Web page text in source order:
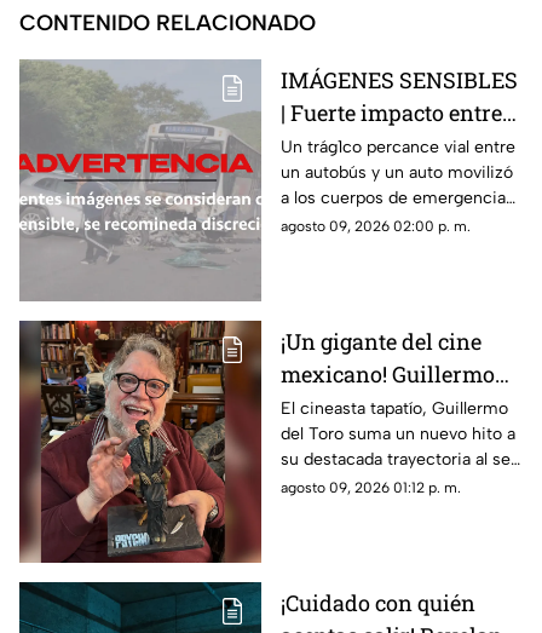
CONTENIDO RELACIONADO
IMÁGENES SENSIBLES
| Fuerte impacto entre
autobús y vehículo deja
saldo fatal y nueve
heridos
Un trág1co percance vial entre
un autobús y un auto movilizó
a los cuerpos de emergencia
en Morelos
agosto 09, 2026 02:00 p. m.
¡Un gigante del cine
mexicano! Guillermo
del Toro recibe el
Doctorado Honoris
Causa en Bellas Artes
El cineasta tapatío, Guillermo
del Toro suma un nuevo hito a
su destacada trayectoria al ser
reconocido en Los Ángeles por
agosto 09, 2026 01:12 p. m.
¡Cuidado con quién